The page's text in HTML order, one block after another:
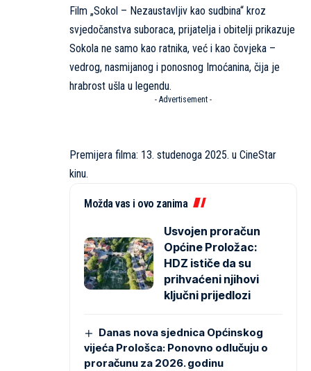
Film „Sokol – Nezaustavljiv kao sudbina“ kroz
svjedočanstva suboraca, prijatelja i obitelji prikazuje
Sokola ne samo kao ratnika, već i kao čovjeka –
vedrog, nasmijanog i ponosnog Imoćanina, čija je
hrabrost ušla u legendu.
- Advertisement -
Premijera filma: 13. studenoga 2025. u CineStar
kinu.
Možda vas i ovo zanima
Usvojen proračun
Općine Proložac:
HDZ ističe da su
prihvaćeni njihovi
ključni prijedlozi
Danas nova sjednica Općinskog
vijeća Prološca: Ponovno odlučuju o
proračunu za 2026. godinu